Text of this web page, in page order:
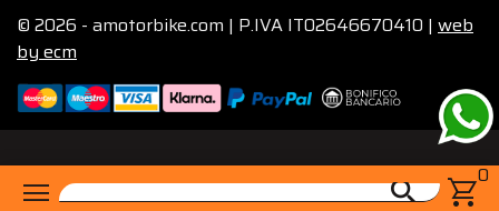
menu search shopping_cart0
© 2026 - amotorbike.com | P.IVA IT02646670410 | web
by ecm